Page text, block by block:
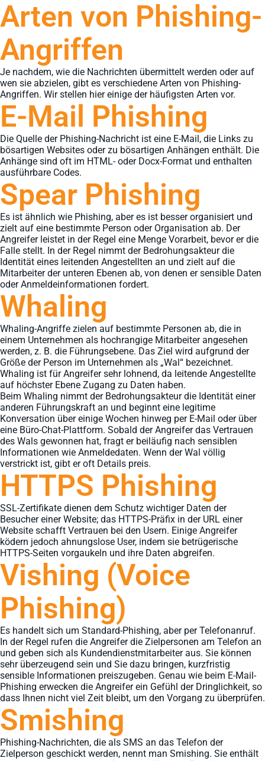
Arten von Phishing-
Angriffen
Je nachdem, wie die Nachrichten übermittelt werden oder auf
wen sie abzielen, gibt es verschiedene Arten von Phishing-
Angriffen. Wir stellen hier einige der häufigsten Arten vor.
E-Mail Phishing
Die Quelle der Phishing-Nachricht ist eine E-Mail, die Links zu
bösartigen Websites oder zu bösartigen Anhängen enthält. Die
Anhänge sind oft im HTML- oder Docx-Format und enthalten
ausführbare Codes.
Spear Phishing
Es ist ähnlich wie Phishing, aber es ist besser organisiert und
zielt auf eine bestimmte Person oder Organisation ab. Der
Angreifer leistet in der Regel eine Menge Vorarbeit, bevor er die
Falle stellt. In der Regel nimmt der Bedrohungsakteur die
Identität eines leitenden Angestellten an und zielt auf die
Mitarbeiter der unteren Ebenen ab, von denen er sensible Daten
oder Anmeldeinformationen fordert.
Whaling
Whaling-Angriffe zielen auf bestimmte Personen ab, die in
einem Unternehmen als hochrangige Mitarbeiter angesehen
werden, z. B. die Führungsebene. Das Ziel wird aufgrund der
Größe der Person im Unternehmen als „Wal“ bezeichnet.
Whaling ist für Angreifer sehr lohnend, da leitende Angestellte
auf höchster Ebene Zugang zu Daten haben.
Beim Whaling nimmt der Bedrohungsakteur die Identität einer
anderen Führungskraft an und beginnt eine legitime
Konversation über einige Wochen hinweg per E-Mail oder über
eine Büro-Chat-Plattform. Sobald der Angreifer das Vertrauen
des Wals gewonnen hat, fragt er beiläufig nach sensiblen
Informationen wie Anmeldedaten. Wenn der Wal völlig
verstrickt ist, gibt er oft Details preis.
HTTPS Phishing
SSL-Zertifikate dienen dem Schutz wichtiger Daten der
Besucher einer Website; das HTTPS-Präfix in der URL einer
Website schafft Vertrauen bei den Usern. Einige Angreifer
ködern jedoch ahnungslose User, indem sie betrügerische
HTTPS-Seiten vorgaukeln und ihre Daten abgreifen.
Vishing (Voice
Phishing)
Es handelt sich um Standard-Phishing, aber per Telefonanruf.
In der Regel rufen die Angreifer die Zielpersonen am Telefon an
und geben sich als Kundendienstmitarbeiter aus. Sie können
sehr überzeugend sein und Sie dazu bringen, kurzfristig
sensible Informationen preiszugeben. Genau wie beim E-Mail-
Phishing erwecken die Angreifer ein Gefühl der Dringlichkeit, so
dass Ihnen nicht viel Zeit bleibt, um den Vorgang zu überprüfen.
Smishing
Phishing-Nachrichten, die als SMS an das Telefon der
Zielperson geschickt werden, nennt man Smishing. Sie enthält